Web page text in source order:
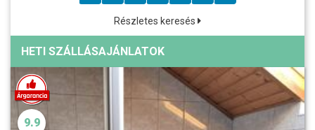
Részletes keresés
HETI SZÁLLÁSAJÁNLATOK
9.9